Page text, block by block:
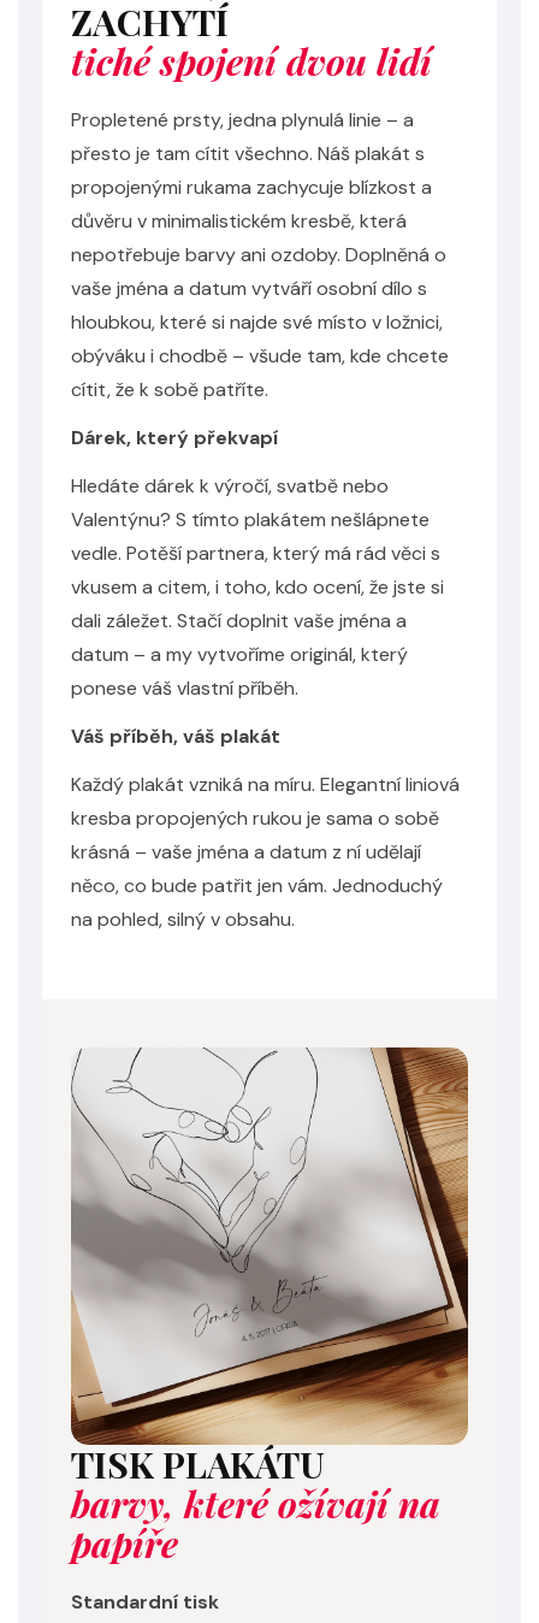
ZACHYTÍ
tiché spojení dvou lidí
Propletené prsty, jedna plynulá linie – a
přesto je tam cítit všechno. Náš plakát s
propojenými rukama zachycuje blízkost a
důvěru v minimalistickém kresbě, která
nepotřebuje barvy ani ozdoby. Doplněná o
vaše jména a datum vytváří osobní dílo s
hloubkou, které si najde své místo v ložnici,
obýváku i chodbě – všude tam, kde chcete
cítit, že k sobě patříte.
Dárek, který překvapí
Hledáte dárek k výročí, svatbě nebo
Valentýnu? S tímto plakátem nešlápnete
vedle. Potěší partnera, který má rád věci s
vkusem a citem, i toho, kdo ocení, že jste si
dali záležet. Stačí doplnit vaše jména a
datum – a my vytvoříme originál, který
ponese váš vlastní příběh.
Váš příběh, váš plakát
Každý plakát vzniká na míru. Elegantní liniová
kresba propojených rukou je sama o sobě
krásná – vaše jména a datum z ní udělají
něco, co bude patřit jen vám. Jednoduchý
na pohled, silný v obsahu.
TISK PLAKÁTU
barvy, které ožívají na
papíře
Standardní tisk